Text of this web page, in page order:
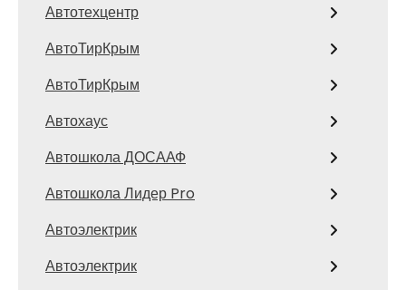
Автотехцентр
АвтоТирКрым
АвтоТирКрым
Автохаус
Автошкола ДОСААФ
Автошкола Лидер Pro
Автоэлектрик
Автоэлектрик